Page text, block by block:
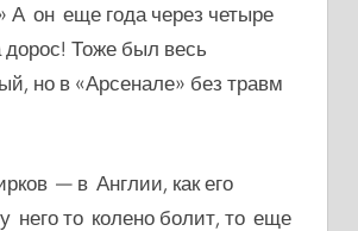
А он еще года через четыре
дорос! Тоже был весь
но в «Арсенале» без травм
— в Англии, как его
него то колено болит, то еще